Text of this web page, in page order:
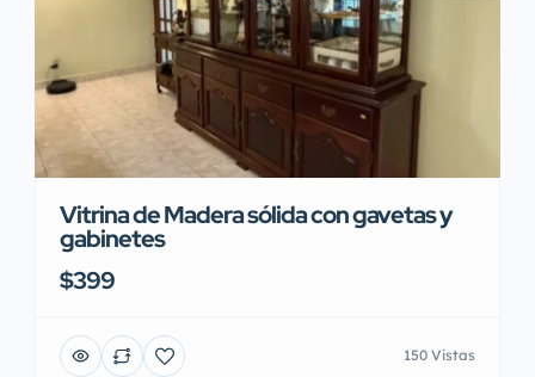
Vitrina de Madera sólida con gavetas y
gabinetes
$399
150 Vistas